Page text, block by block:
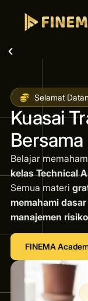
Selamat
Kuasai
Bersama
Belajar
kelas Technical
Semua materi
memahami
manajemen
FINEMA